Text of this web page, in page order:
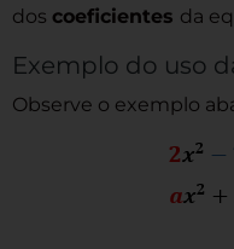
dos coeficientes da
Exemplo do uso
Observe o exemplo